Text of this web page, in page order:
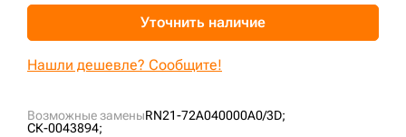
Возможные заменыRN21-72A040000A0/3D;
СК-0043894;
Уточнить наличие
Нашли дешевле? Сообщите!